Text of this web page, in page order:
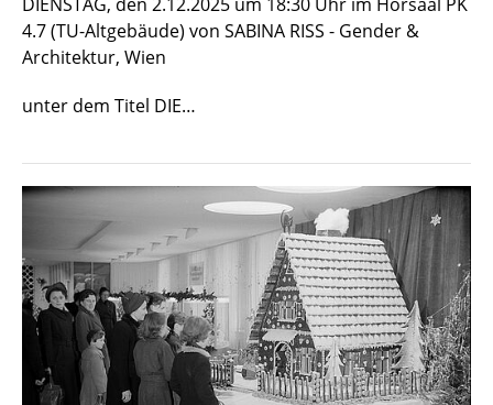
4.7 (TU-Altgebäude) von SABINA RISS - Gender &
Architektur, Wien
unter dem Titel DIE…